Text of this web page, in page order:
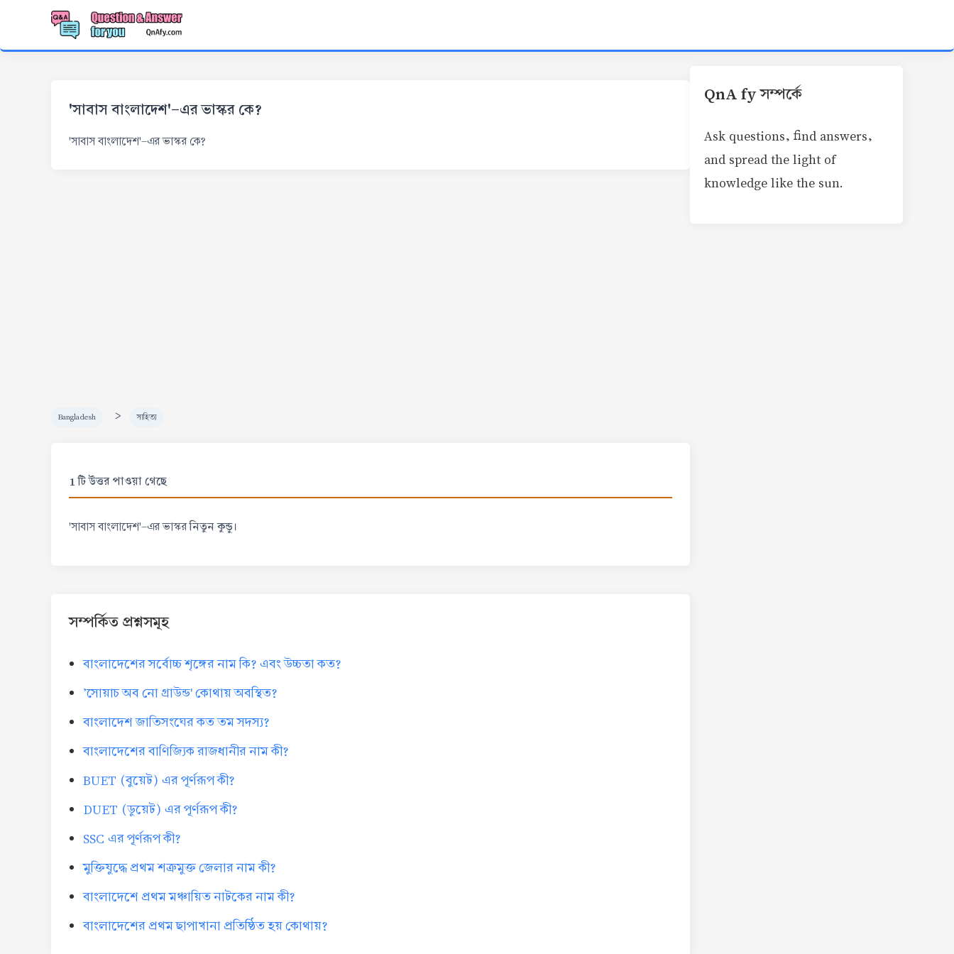
'সাবাস বাংলাদেশ'-এর ভাস্কর কে?
'সাবাস বাংলাদেশ'-এর ভাস্কর কে?
Bangladesh > সাহিত্য
1 টি উত্তর পাওয়া গেছে
'সাবাস বাংলাদেশ'-এর ভাস্করনিতুন কুন্ডু।
সম্পর্কিত প্রশ্নসমূহ
বাংলাদেশের সর্বোচ্চ শৃঙ্গের নাম কি? এবং উচ্চতা কত?
'সোয়াচ অব নো গ্রাউন্ড' কোথায় অবস্থিত?
বাংলাদেশ জাতিসংঘের কত তম সদস্য?
বাংলাদেশের বাণিজ্যিক রাজধানীর নাম কী?
BUET (বুয়েট) এর পূর্ণরূপ কী?
DUET (ডুয়েট) এর পূর্ণরূপ কী?
SSC এর পূর্ণরূপ কী?
মুক্তিযুদ্ধে প্রথম শত্রুমুক্ত জেলার নাম কী?
বাংলাদেশে প্রথম মঞ্চায়িত নাটকের নাম কী?
বাংলাদেশের প্রথম ছাপাখানা প্রতিষ্ঠিত হয় কোথায়?
QnA fy সম্পর্কে
Ask questions, find answers,
and spread the light of
knowledge like the sun.